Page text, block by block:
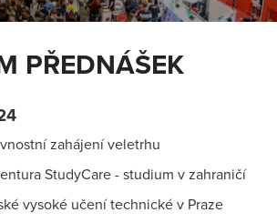
PŘEDNÁŠEK
zahájení veletrhu
StudyCare - studium v zahraničí
vysoké učení technické v Praze